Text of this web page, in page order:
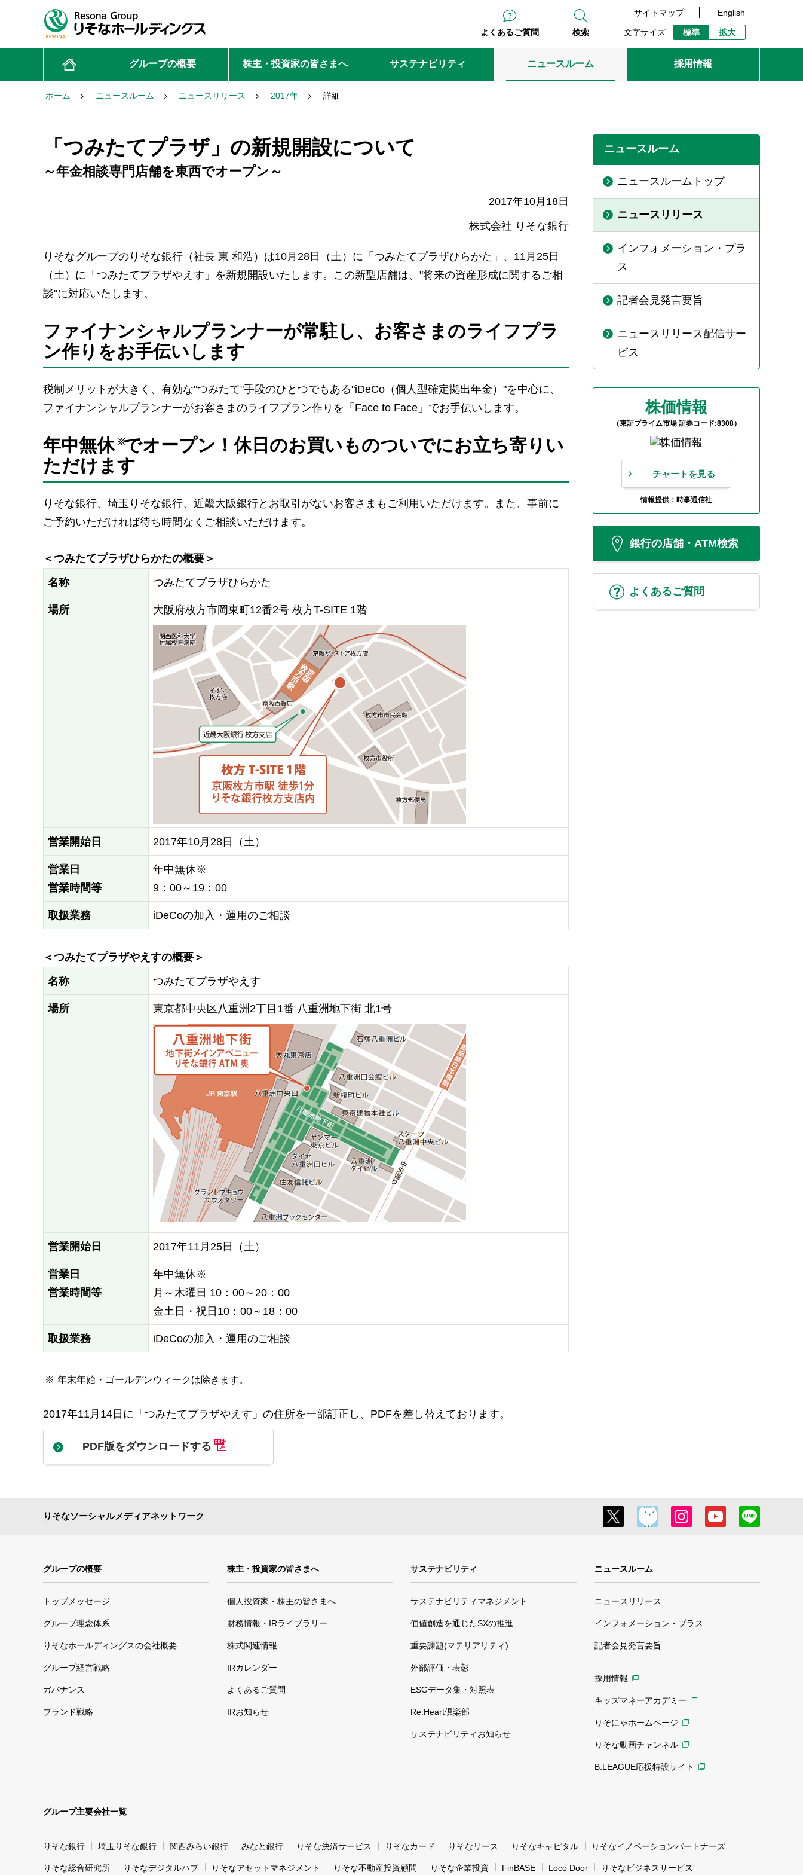
よくあるご質問 検索
サイトマップ English
文字サイズ 標準 拡大
グループの概要 株主・投資家の皆さまへ サステナビリティ ニュースルーム 採用情報
ホーム ニュースルーム ニュースリリース 2017年 詳細
「つみたてプラザ」の新規開設について
～年金相談専門店舗を東西でオープン～
2017年10月18日
株式会社 りそな銀行
りそなグループのりそな銀行（社長 東 和浩）は10月28日（土）に「つみたてプラザひらかた」、11月25日
（土）に「つみたてプラザやえす」を新規開設いたします。この新型店舗は、"将来の資産形成に関するご相
談"に対応いたします。
ファイナンシャルプランナーが常駐し、お客さまのライフプラ
ン作りをお手伝いします
税制メリットが大きく、有効な"つみたて"手段のひとつでもある"iDeCo（個人型確定拠出年金）"を中心に、
ファイナンシャルプランナーがお客さまのライフプラン作りを「Face to Face」でお手伝いします。
年中無休 ※でオープン！休日のお買いものついでにお立ち寄りい
ただけます
りそな銀行、埼玉りそな銀行、近畿大阪銀行とお取引がないお客さまもご利用いただけます。また、事前に
ご予約いただければ待ち時間なくご相談いただけます。
＜つみたてプラザひらかたの概要＞
名称
つみたてプラザひらかた
場所 大阪府枚方市岡東町12番2号 枚方T-SITE 1階
営業開始日 2017年10月28日（土）
営業日
営業時間等
年中無休※
9：00～19：00
取扱業務 iDeCoの加入・運用のご相談
＜つみたてプラザやえすの概要＞
名称
つみたてプラザやえす
場所 東京都中央区八重洲2丁目1番 八重洲地下街 北1号
営業開始日 2017年11月25日（土）
営業日
営業時間等
年中無休※
月～木曜日 10：00～20：00
金土日・祝日10：00～18：00
取扱業務 iDeCoの加入・運用のご相談
※ 年末年始・ゴールデンウィークは除きます。
2017年11月14日に「つみたてプラザやえす」の住所を一部訂正し、PDFを差し替えております。
PDF版をダウンロードする
ニュースルーム
ニュースルームトップ
ニュースリリース
インフォメーション・プラ
ス
記者会見発言要旨
ニュースリリース配信サー
ビス
株価情報
（東証プライム市場 証券コード:8308）
チャートを見る
情報提供：時事通信社
銀行の店舗・ATM検索
よくあるご質問
りそなソーシャルメディアネットワーク
グループの概要
トップメッセージ
グループ理念体系
りそなホールディングスの会社概要
グループ経営戦略
ガバナンス
ブランド戦略
株主・投資家の皆さまへ
個人投資家・株主の皆さまへ
財務情報・IRライブラリー
株式関連情報
IRカレンダー
よくあるご質問
IRお知らせ
サステナビリティ
サステナビリティマネジメント
価値創造を通じたSXの推進
重要課題(マテリアリティ)
外部評価・表彰
ESGデータ集・対照表
Re:Heart倶楽部
サステナビリティお知らせ
ニュースルーム
ニュースリリース
インフォメーション・プラス
記者会見発言要旨
採用情報
キッズマネーアカデミー
りそにゃホームページ
りそな動画チャンネル
B.LEAGUE応援特設サイト
グループ主要会社一覧
りそな銀行 埼玉りそな銀行 関西みらい銀行 みなと銀行 りそな決済サービス りそなカード りそなリース りそなキャピタル りそなイノベーションパートナーズ
りそな総合研究所 りそなデジタルハブ りそなアセットマネジメント りそな不動産投資顧問 りそな企業投資 FinBASE Loco Door りそなビジネスサービス